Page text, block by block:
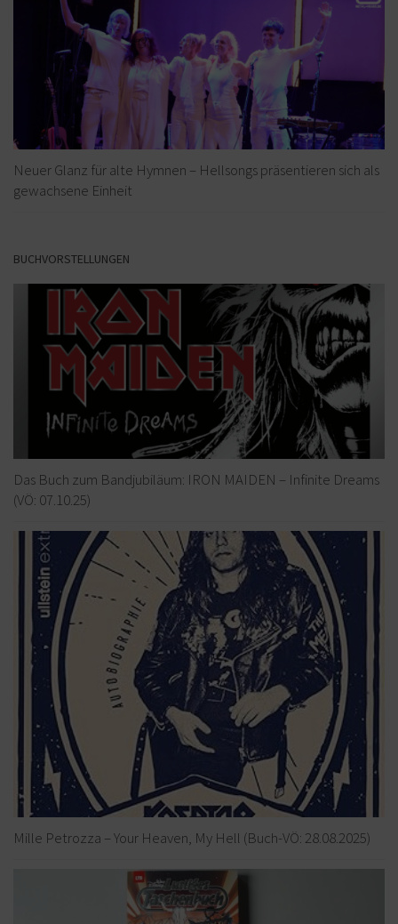
Neuer Glanz für alte Hymnen – Hellsongs präsentieren sich als
gewachsene Einheit
BUCHVORSTELLUNGEN
Das Buch zum Bandjubiläum: IRON MAIDEN – Infinite Dreams
(VÖ: 07.10.25)
Mille Petrozza – Your Heaven, My Hell (Buch-VÖ: 28.08.2025)